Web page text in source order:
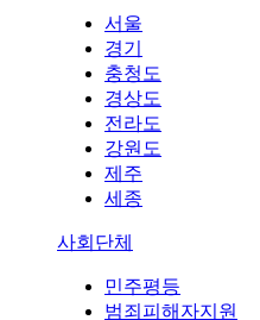
서울
경기
충청도
경상도
전라도
강원도
제주
세종
사회단체
민주평등
범죄피해자지원